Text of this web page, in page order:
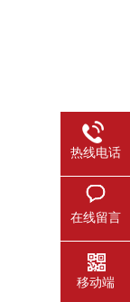
热线电话
在线留言
移动端